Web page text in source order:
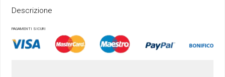
Descrizione
PAGAMENTI SICURI